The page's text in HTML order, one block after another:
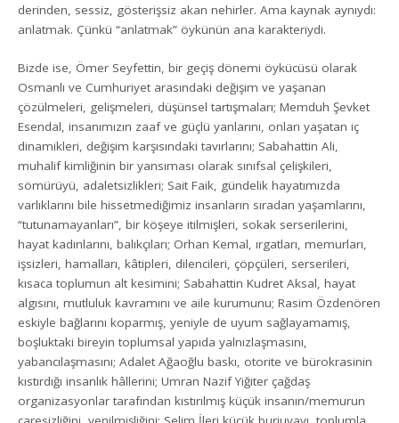
derinden, sessiz, gösterişsiz akan nehirler. Ama kaynak aynıydı:
anlatmak. Çünkü “anlatmak” öykünün ana karakteriydi.
Bizde ise, Ömer Seyfettin, bir geçiş dönemi öykücüsü olarak
Osmanlı ve Cumhuriyet arasındaki değişim ve yaşanan
çözülmeleri, gelişmeleri, düşünsel tartışmaları; Memduh Şevket
Esendal, insanımızın zaaf ve güçlü yanlarını, onları yaşatan iç
dinamikleri, değişim karşısındaki tavırlarını; Sabahattin Ali,
muhalif kimliğinin bir yansıması olarak sınıfsal çelişkileri,
sömürüyü, adaletsizlikleri; Sait Faik, gündelik hayatımızda
varlıklarını bile hissetmediğimiz insanların sıradan yaşamlarını,
“tutunamayanları”, bir köşeye itilmişleri, sokak serserilerini,
hayat kadınlarını, balıkçıları; Orhan Kemal, ırgatları, memurları,
işsizleri, hamalları, kâtipleri, dilencileri, çöpçüleri, serserileri,
kısaca toplumun alt kesimini; Sabahattin Kudret Aksal, hayat
algısını, mutluluk kavramını ve aile kurumunu; Rasim Özdenören
eskiyle bağlarını koparmış, yeniyle de uyum sağlayamamış,
boşluktaki bireyin toplumsal yapıda yalnızlaşmasını,
yabancılaşmasını; Adalet Ağaoğlu baskı, otorite ve bürokrasinin
kıstırdığı insanlık hâllerini; Umran Nazif Yiğiter çağdaş
organizasyonlar tarafından kıstırılmış küçük insanın/memurun